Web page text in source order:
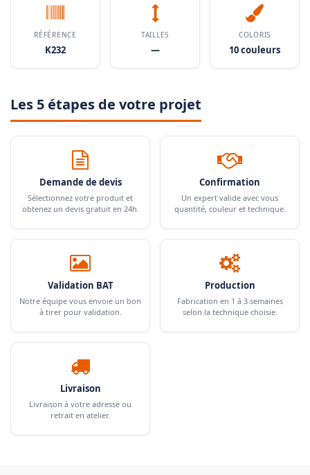
RÉFÉRENCE
K232
TAILLES
—
COLORIS
10 couleurs
Les 5 étapes de votre projet
Demande de devis
Sélectionnez votre produit et
obtenez un devis gratuit en 24h.
Confirmation
Un expert valide avec vous
quantité, couleur et technique.
Validation BAT
Notre équipe vous envoie un bon
à tirer pour validation.
Production
Fabrication en 1 à 3 semaines
selon la technique choisie.
Livraison
Livraison à votre adresse ou
retrait en atelier.